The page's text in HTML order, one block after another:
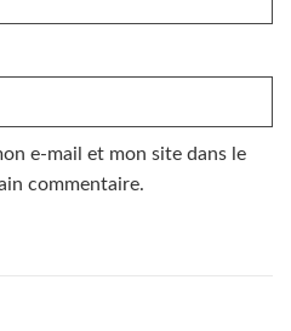
e-mail et mon site dans le
commentaire.